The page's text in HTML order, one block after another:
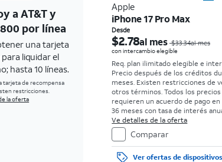
a AT&T y
por línea
una tarjeta
liquidar el
hasta 10 líneas.
tarjeta de recompensa
restricciones.
la oferta
Apple
iPhone 17 Pro Max
Desde
$2.78al mes $33.34al mes
con intercambio elegible
Req. plan ilimitado elegible e
Precio después de los créditos
meses. Existen restricciones de
otros términos.Todos los
requieren un acuerdo de pago en
36 meses con tasa de interés
0%. Sin cargo inicial para clientes
con buenos antecedentes. El
el precio de venta normal se
de la compra. Existen
Ve detalles de la oferta
Comparar
Ver ofertas de dispositivos